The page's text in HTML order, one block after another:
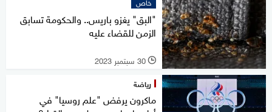
"البق" يغزو باريس.. والحكومة تسابق
الزمن للقضاء عليه
l 30 سبتمبر 2023
رياضة
ماكرون يرفض "علم روسيا" في